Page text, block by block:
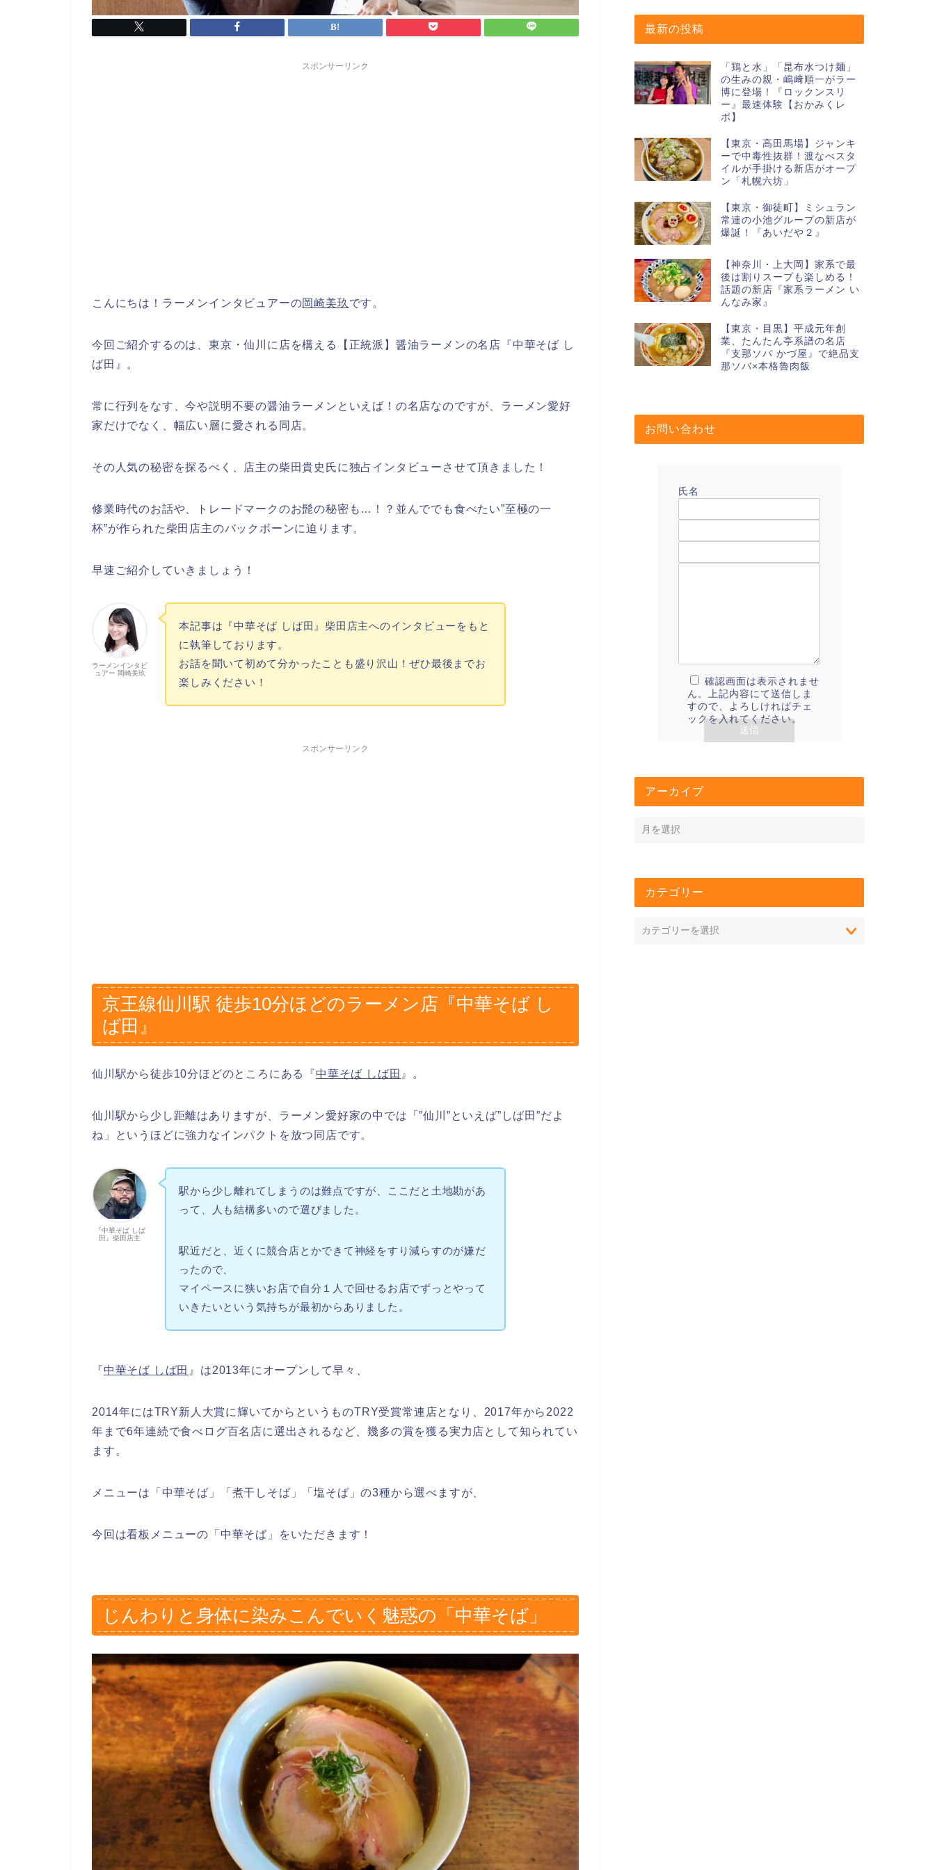
スポンサーリンク
こんにちは！ ラーメンインタビュアーの岡崎美玖 です。
今回ご紹介するのは、 東京・仙川に店を構える【正統派】醤油ラーメンの名店『中華そば し
ば田』。
常に行列をなす、今や説明不要の醤油ラーメンといえば！の名店なのですが、ラーメン愛好
家だけでなく、幅広い層に愛される同店。
その人気の秘密を探るべく、店主の柴田貴史氏に独占インタビューさせて頂きました！
修業時代のお話や、トレードマークのお髭の秘密も…！？並んででも食べたい”至極の一
杯”が作られた柴田店主のバックボーンに迫ります。
早速ご紹介していきましょう！
ラーメンインタビ
ュアー 岡崎美玖
本記事は『中華そば しば田』柴田店主へのインタビューをもと
に執筆しております。
お話を聞いて初めて分かったことも盛り沢山！ぜひ最後までお
楽しみください！
スポンサーリンク
京王線仙川駅 徒歩10分ほどのラーメン店『中華そば し
ば田』
仙川駅から徒歩10分ほどのところにある『中華そば しば田 』。
仙川駅から少し距離はありますが、ラーメン愛好家の中では「”仙川”といえば”しば田”だよ
ね」というほどに強力なインパクトを放つ同店です。
『中華そば しば
田』柴田店主
駅から少し離れてしまうのは難点ですが、ここだと土地勘があ
って、人も結構多いので選びました。
駅近だと、近くに競合店とかできて神経をすり減らすのが嫌だ
ったので、
マイペースに狭いお店で自分１人で回せるお店でずっとやって
いきたいという気持ちが最初からありました。
『中華そば しば田 』は2013年にオープンして早々、
2014年にはTRY新人大賞に輝いてからというものTRY受賞常連店となり、2017年から2022
年まで6年連続で食べログ百名店に選出されるなど、幾多の賞を獲る実力店として知られてい
ます。
メニューは「中華そば」「煮干しそば」「塩そば」の3種から選べますが、
今回は看板メニューの 「中華そば」 をいただきます！
じんわりと身体に染みこんでいく魅惑の「中華そば」
最新の投稿
「鶏と水」「昆布水つけ麺」
の生みの親・嶋﨑順一がラー
博に登場！『ロックンスリ
ー』最速体験【おかみくレ
ポ】
【東京・高田馬場】ジャンキ
ーで中毒性抜群！渡なべスタ
イルが手掛ける新店がオープ
ン「札幌六坊」
【東京・御徒町】ミシュラン
常連の小池グループの新店が
爆誕！『あいだや２』
【神奈川・上大岡】家系で最
後は割りスープも楽しめる！
話題の新店『家系ラーメン い
んなみ家』
【東京・目黒】平成元年創
業、たんたん亭系譜の名店
『支那ソバ かづ屋』で絶品支
那ソバ×本格魯肉飯
お問い合わせ
氏名
確認画面は表示されませ
ん。上記内容にて送信しま
すので、よろしければチェ
ックを入れてください。
アーカイブ
カテゴリー